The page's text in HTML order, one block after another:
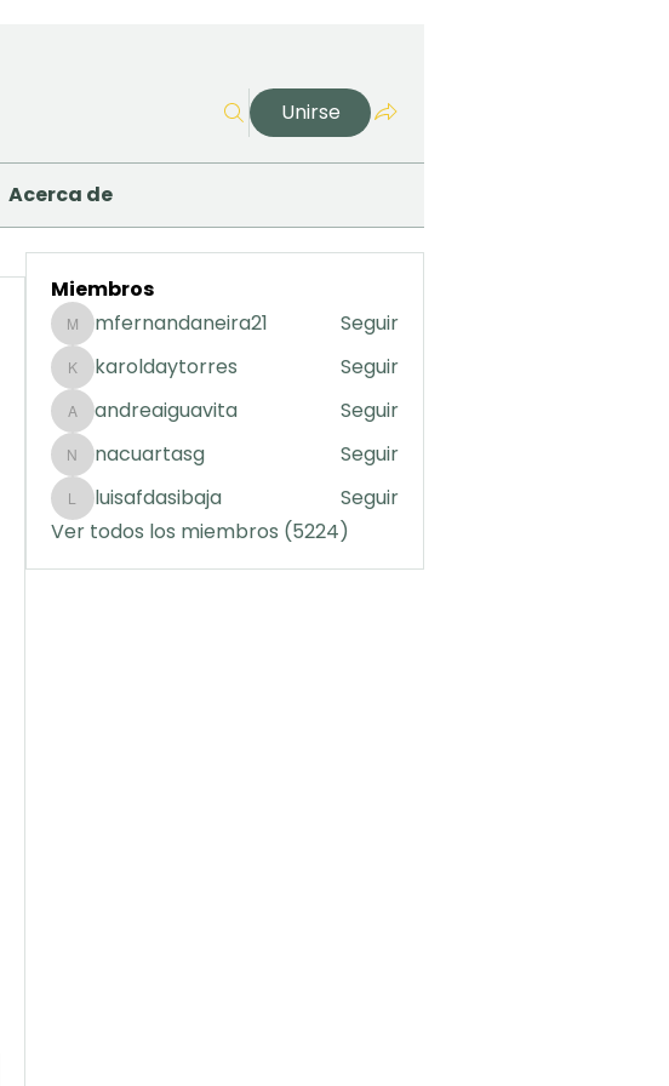
Unirse
Acerca de
Miembros
mfernandaneira21
mfernandaneira21 Seguir
karoldaytorres
karoldaytorres Seguir
andreaiguavita
andreaiguavita Seguir
nacuartasg
nacuartasg Seguir
luisafdasibaja
luisafdasibaja
Seguir
Ver todos los miembros (5224)